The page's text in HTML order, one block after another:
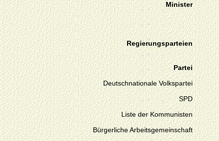
Minister
Regierungsparteien
Partei
Deutschnationale Volkspartei
SPD
Liste der Kommunisten
Bürgerliche Arbeitsgemeinschaft